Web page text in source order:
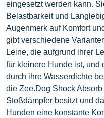
eingesetzt werden kann.
Belastbarkeit und
Augenmerk auf Komfort
gibt verschiedene
Leine, die aufgrund ihrer
für kleinere Hunde ist, und
durch ihre Wasserdichte
die Zee.Dog Shock
Stoßdämpfer besitzt und
Hunden eine konstante